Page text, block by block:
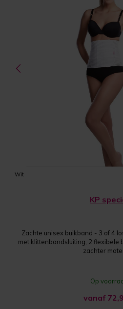
Wit
KP
Zachte unisex buikband - 3 of 4
met klittenbandsluiting, 2 flexibele
zachter
Op
vanaf